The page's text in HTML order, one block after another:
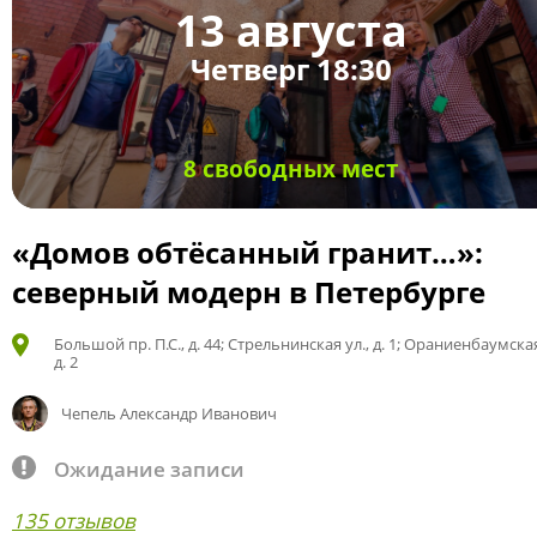
13 августа
Четверг 18:30
8 свободных мест
«Домов обтёсанный гранит…»:
северный модерн в Петербурге
Большой пр. П.С., д. 44; Стрельнинская ул., д. 1;
д. 2
Чепель Александр Иванович
Ожидание записи
135 отзывов